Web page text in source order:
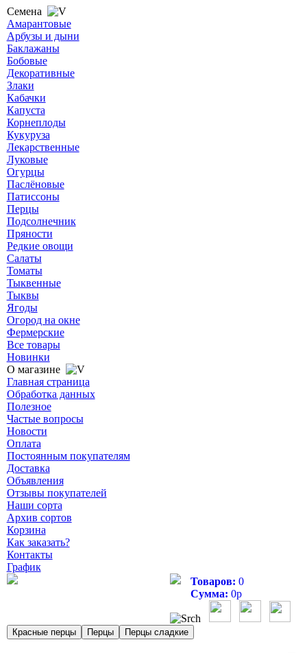
Семена
Амарантовые
Арбузы и дыни
Баклажаны
Бобовые
Декоративные
Злаки
Кабачки
Капуста
Корнеплоды
Кукуруза
Лекарственные
Луковые
Огурцы
Паслёновые
Патиссоны
Перцы
Подсолнечник
Пряности
Редкие овощи
Салаты
Томаты
Тыквенные
Тыквы
Ягоды
Огород на окне
Фермерские
Все товары
Новинки
О магазине
Главная страница
Обработка данных
Полезное
Частые вопросы
Новости
Оплата
Постоянным покупателям
Доставка
Объявления
Отзывы покупателей
Наши сорта
Архив сортов
Корзина
Как заказать?
Контакты
График
Товаров: 0
Сумма: 0р